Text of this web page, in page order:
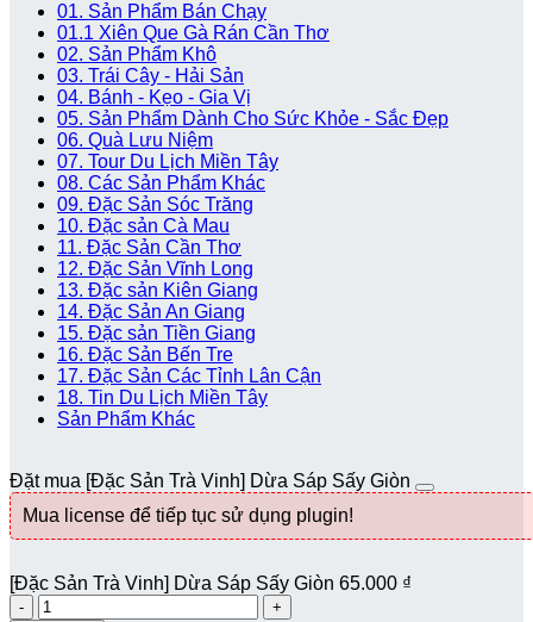
01. Sản Phẩm Bán Chạy
01.1 Xiên Que Gà Rán Cần Thơ
02. Sản Phẩm Khô
03. Trái Cây - Hải Sản
04. Bánh - Kẹo - Gia Vị
05. Sản Phẩm Dành Cho Sức Khỏe - Sắc Đẹp
06. Quà Lưu Niệm
07. Tour Du Lịch Miền Tây
08. Các Sản Phẩm Khác
09. Đặc Sản Sóc Trăng
10. Đặc sản Cà Mau
11. Đặc Sản Cần Thơ
12. Đặc Sản Vĩnh Long
13. Đặc sản Kiên Giang
14. Đặc Sản An Giang
15. Đặc sản Tiền Giang
16. Đặc Sản Bến Tre
17. Đặc Sản Các Tỉnh Lân Cận
18. Tin Du Lịch Miền Tây
Sản Phẩm Khác
Đặt mua [Đặc Sản Trà Vinh] Dừa Sáp Sấy Giòn
Mua license để tiếp tục sử dụng plugin!
[Đặc Sản Trà Vinh] Dừa Sáp Sấy Giòn 65.000 ₫
Quantity